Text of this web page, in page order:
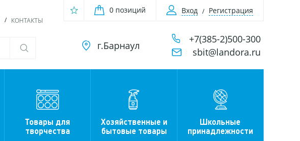
КОНТАКТЫ
0 позиций Вход Регистрация
г.Барнаул
+7(385-2)500-300
sbit@landora.ru
Товары для
творчества
Хозяйственные и
бытовые товары
Школьные
принадлежности